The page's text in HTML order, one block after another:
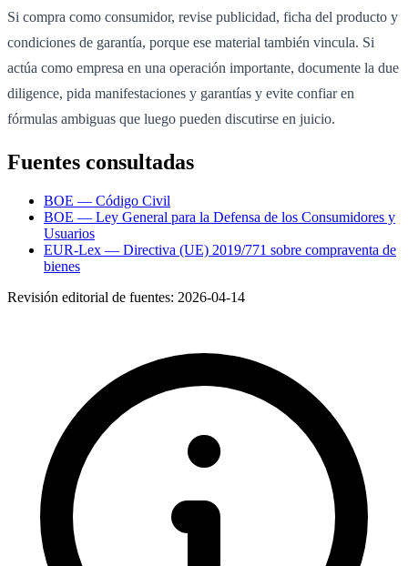
Si compra como consumidor, revise publicidad, ficha del producto y
condiciones de garantía, porque ese material también vincula. Si
actúa como empresa en una operación importante, documente la due
diligence, pida manifestaciones y garantías y evite confiar en
fórmulas ambiguas que luego pueden discutirse en juicio.
Fuentes consultadas
BOE — Código Civil
BOE — Ley General para la Defensa de los Consumidores y
Usuarios
EUR-Lex — Directiva (UE) 2019/771 sobre compraventa de
bienes
Revisión editorial de fuentes: 2026-04-14